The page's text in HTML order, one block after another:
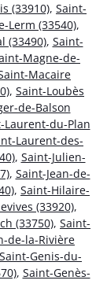
(33910), Saint-
Lerm (33540),
(33490), Saint-
Magne-de-
Macaire
, Saint-Loubès
de-Balson
Laurent-du-Plan
Laurent-des-
, Saint-Julien-
, Saint-Jean-de-
, Saint-Hilaire-
(33920),
(33750), Saint-
de-la-Rivière
Saint-Genis-du-
, Saint-Genès-